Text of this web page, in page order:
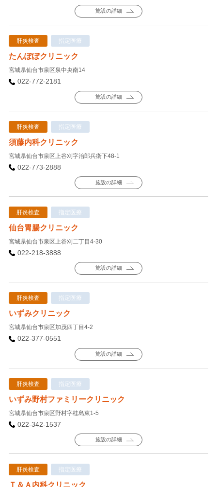
施設の詳細
肝炎検査 指定医療
たんぽぽクリニック
宮城県仙台市泉区泉中央南14
022-772-2181
施設の詳細
肝炎検査 指定医療
須藤内科クリニック
宮城県仙台市泉区上谷刈字治郎兵衛下48-1
022-773-2888
施設の詳細
肝炎検査 指定医療
仙台胃腸クリニック
宮城県仙台市泉区上谷刈二丁目4-30
022-218-3888
施設の詳細
肝炎検査 指定医療
いずみクリニック
宮城県仙台市泉区加茂四丁目4-2
022-377-0551
施設の詳細
肝炎検査 指定医療
いずみ野村ファミリークリニック
宮城県仙台市泉区野村字桂島東1-5
022-342-1537
施設の詳細
肝炎検査 指定医療
Ｔ＆Ａ内科クリニック